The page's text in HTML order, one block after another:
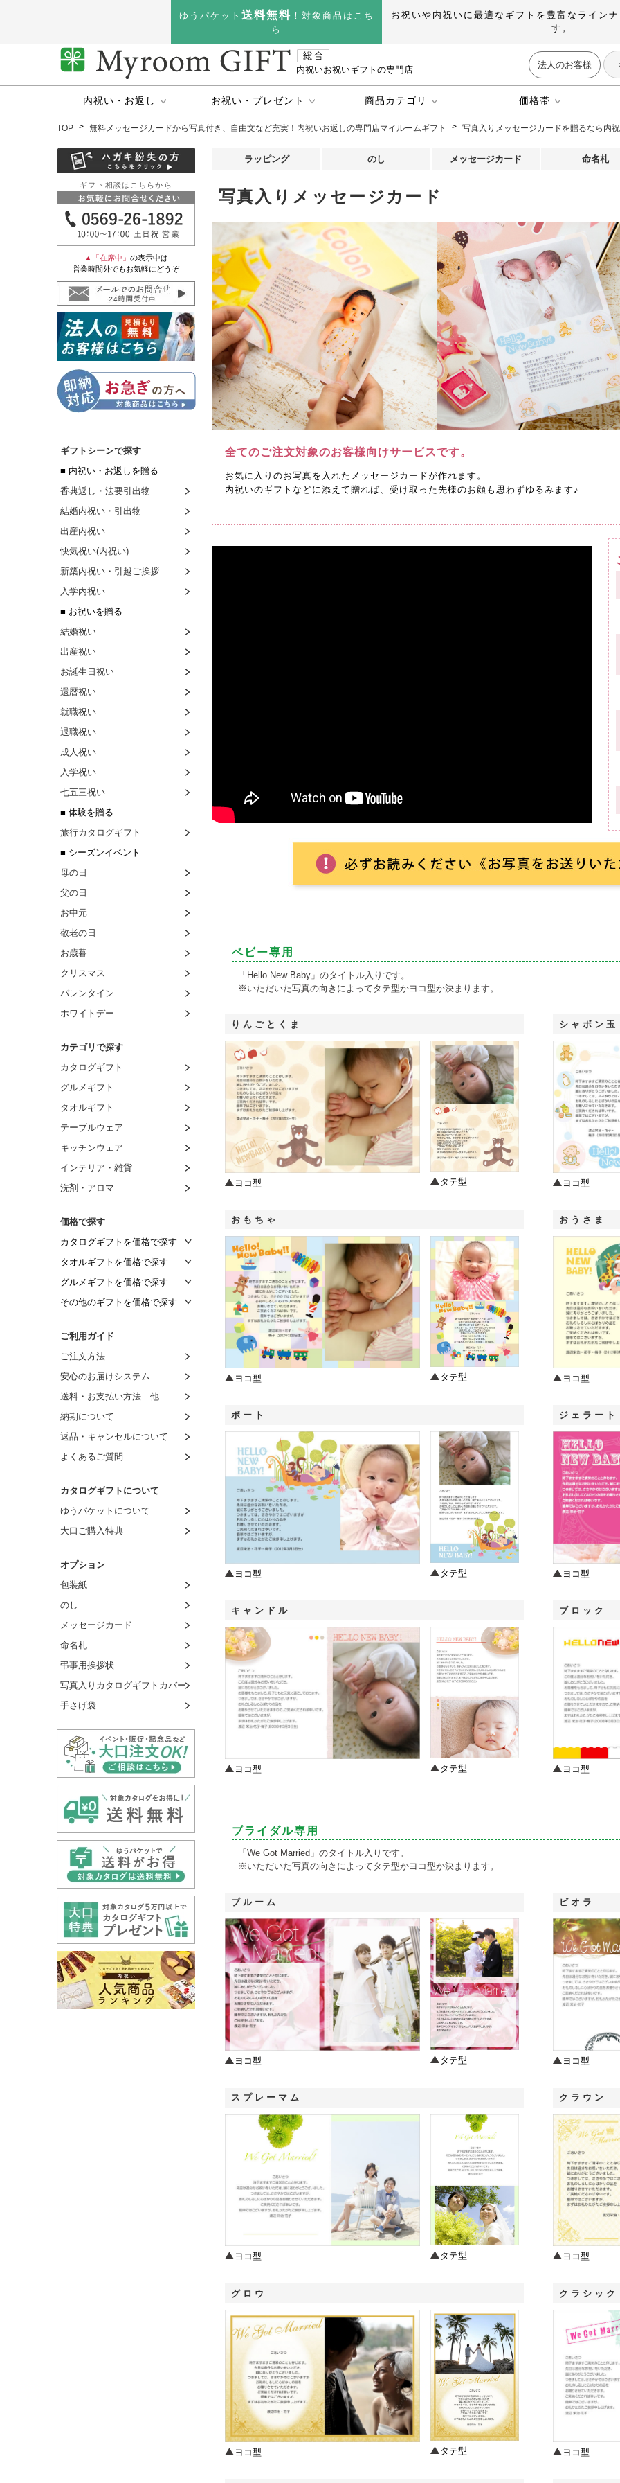
ゆうパケット 送料無料 ！対象商品はこち
ら
お祝いや内祝いに最適なギフトを豊富なライン
す。
内祝いお祝いギフトの専門店
法人のお客様
内祝い・お返し お祝い・プレゼント 商品カテゴリ 価格帯
TOP 無料メッセージカードから写真付き、自由文など充実！内祝いお返しの専門店マイルームギフト 写真入りメッセージカードを贈るなら内
ギフト相談はこちらから
▲「在席中」 の表示中は
営業時間外でもお気軽にどうぞ
ギフトシーンで探す
■ 内祝い・お返しを贈る
香典返し・法要引出物
結婚内祝い・引出物
出産内祝い
快気祝い(内祝い)
新築内祝い・引越ご挨拶
入学内祝い
■ お祝いを贈る
結婚祝い
出産祝い
お誕生日祝い
還暦祝い
就職祝い
退職祝い
成人祝い
入学祝い
七五三祝い
■ 体験を贈る
旅行カタログギフト
■ シーズンイベント
母の日
父の日
お中元
敬老の日
お歳暮
クリスマス
バレンタイン
ホワイトデー
カテゴリで探す
カタログギフト
グルメギフト
タオルギフト
テーブルウェア
キッチンウェア
インテリア・雑貨
洗剤・アロマ
価格で探す
カタログギフトを価格で探す
～2,000円
～4,000円
～5,000円
～10,000円
～20,000円
～50,000円
～100,000円
100,001円～
タオルギフトを価格で探す
～1,500円
～2,000円
～4,000円
～5,000円
～6,000円
～7,000円
～8,000円
8,001円～
グルメギフトを価格で探す
～1,000円
～2,000円
～3,000円
～4,000円
～5,000円
～6,000円
～7,000円
8,001円～
その他のギフトを価格で探す
～1,500円
～2,000円
～3,000円
～4,000円
～5,000円
～6,000円
～7,000円
ご利用ガイド
ご注文方法
安心のお届けシステム
送料・お支払い方法 他
納期について
返品・キャンセルについて
よくあるご質問
カタログギフトについて
ゆうパケットについて
大口ご購入特典
オプション
包装紙
のし
メッセージカード
命名札
弔事用挨拶状
写真入りカタログギフトカバー
手さげ袋
ラッピング のし メッセージカード 命名札
写真入りメッセージカード
全てのご注文対象のお客様向けサービスです。
お気に入りのお写真を入れたメッセージカードが作れます。
内祝いのギフトなどに添えて贈れば、受け取った先様のお顔も思わずゆるみます♪
ベビー専用
「Hello New Baby」のタイトル入りです。
※いただいた写真の向きによってタテ型かヨコ型か決まります。
りんごとくま
ヨコ型 タテ型
シャボン玉
ヨコ型
おもちゃ
ヨコ型 タテ型
おうさま
ヨコ型
ボート
ヨコ型 タテ型
ジェラート
ヨコ型
キャンドル
ヨコ型 タテ型
ブロック
ヨコ型
ブライダル専用
「We Got Married」のタイトル入りです。
※いただいた写真の向きによってタテ型かヨコ型か決まります。
ブルーム
ヨコ型 タテ型
ビオラ
ヨコ型
スプレーマム
ヨコ型 タテ型
クラウン
ヨコ型
グロウ
ヨコ型 タテ型
クラシック
ヨコ型